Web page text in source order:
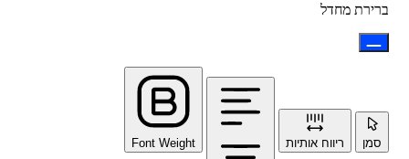
ברירת מחדל
סמן ריווח אותיות Font Weight